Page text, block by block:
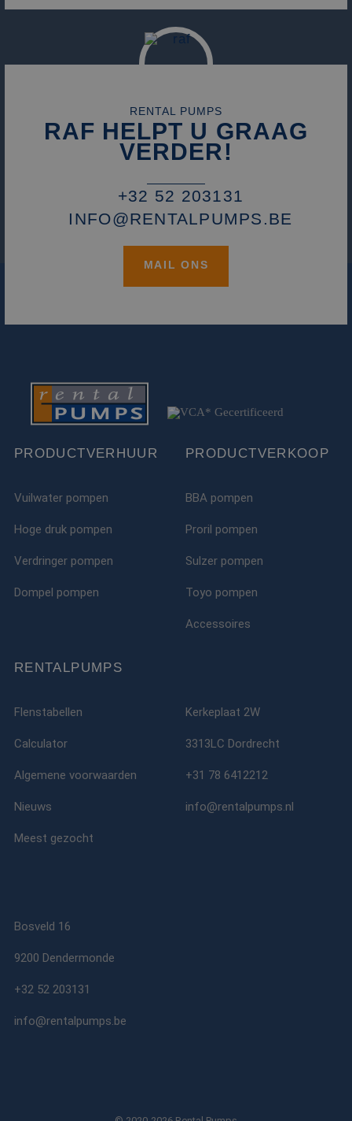
RENTAL PUMPS
RAF HELPT U GRAAG
VERDER!
+32 52 203131
INFO@RENTALPUMPS.BE
MAIL ONS
PRODUCTVERHUUR
Vuilwater pompen
Hoge druk pompen
Verdringer pompen
Dompel pompen
PRODUCTVERKOOP
BBA pompen
Proril pompen
Sulzer pompen
Toyo pompen
Accessoires
RENTALPUMPS
Flenstabellen
Calculator
Algemene voorwaarden
Nieuws
Meest gezocht
Kerkeplaat 2W
3313LC Dordrecht
+31 78 6412212
info@rentalpumps.nl
Bosveld 16
9200 Dendermonde
+32 52 203131
info@rentalpumps.be